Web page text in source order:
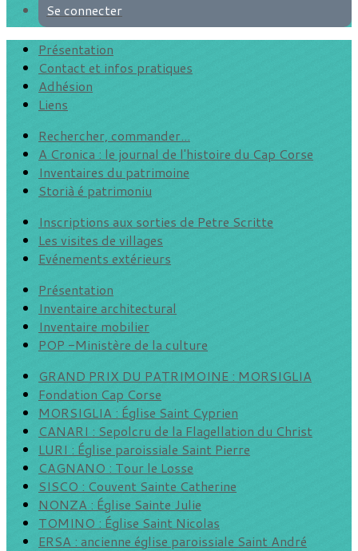
Se connecter
Présentation
Contact et infos pratiques
Adhésion
Liens
Rechercher, commander...
A Cronica : le journal de l'histoire du Cap Corse
Inventaires du patrimoine
Storià é patrimoniu
Inscriptions aux sorties de Petre Scritte
Les visites de villages
Evénements extérieurs
Présentation
Inventaire architectural
Inventaire mobilier
POP -Ministère de la culture
GRAND PRIX DU PATRIMOINE : MORSIGLIA
Fondation Cap Corse
MORSIGLIA : Église Saint Cyprien
CANARI : Sepolcru de la Flagellation du Christ
LURI : Église paroissiale Saint Pierre
CAGNANO : Tour le Losse
SISCO : Couvent Sainte Catherine
NONZA : Église Sainte Julie
TOMINO : Église Saint Nicolas
ERSA : ancienne église paroissiale Saint André